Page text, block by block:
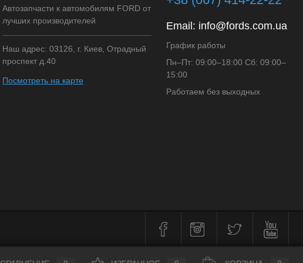
Автозапчасти к автомобилям FORD от
лучших производителей
Наш адрес: 03126, г. Киев, Отрадный
проспект д.40
Посмотреть на карте
Email: info@fords.com.ua
График работы
Пн–Пт: 09:00–18:00 Сб: 09:00–
15:00
Работаем без выходных